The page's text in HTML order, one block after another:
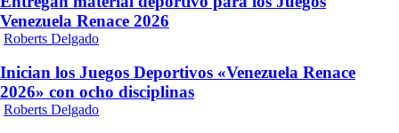
Venezuela Renace 2026
Roberts Delgado
Inician los Juegos Deportivos «Venezuela Renace
2026» con ocho disciplinas
Roberts Delgado